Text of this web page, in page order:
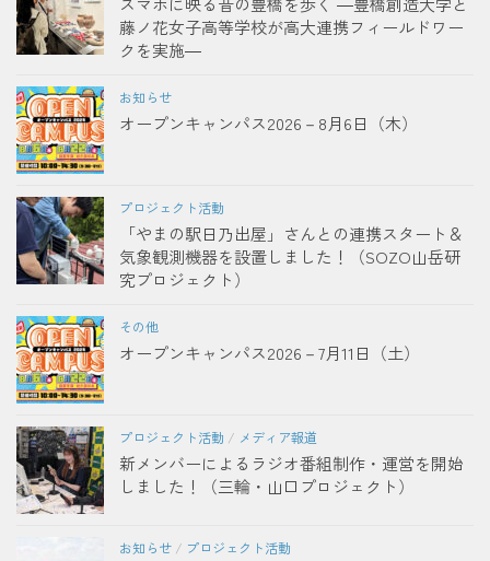
藤ノ花女子高等学校が高大連携フィールドワー
クを実施―
お知らせ
オープンキャンパス2026－8月6日（木）
プロジェクト活動
「やまの駅日乃出屋」さんとの連携スタート＆
気象観測機器を設置しました！（SOZO山岳研
究プロジェクト）
その他
オープンキャンパス2026－7月11日（土）
プロジェクト活動 / メディア報道
新メンバーによるラジオ番組制作・運営を開始
しました！（三輪・山口プロジェクト）
お知らせ / プロジェクト活動